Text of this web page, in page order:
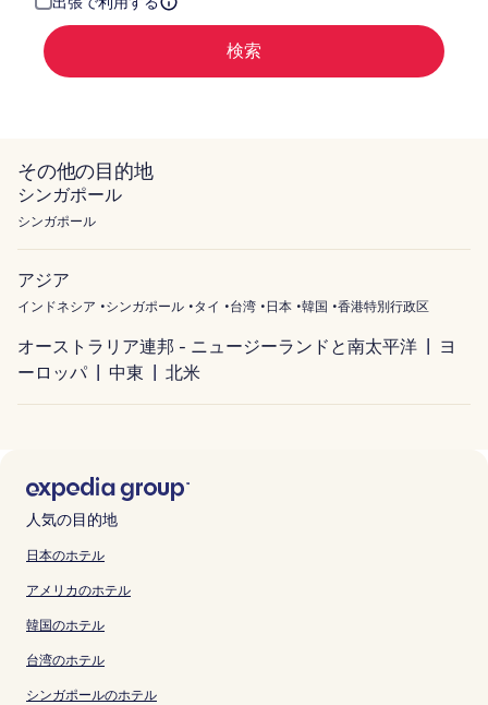
検索
その他の目的地
シンガポール
シンガポール
アジア
インドネシア シンガポール タイ 台湾 日本 韓国 香港特別行政区
オーストラリア連邦 - ニュージーランドと南太平洋
ヨ
ーロッパ
中東 北米
人気の目的地
日本のホテル
アメリカのホテル
韓国のホテル
台湾のホテル
シンガポールのホテル